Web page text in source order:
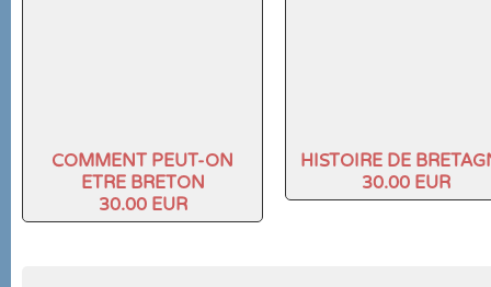
COMMENT PEUT-ON
ETRE BRETON
30.00 EUR
HISTOIRE DE
30.00 EUR